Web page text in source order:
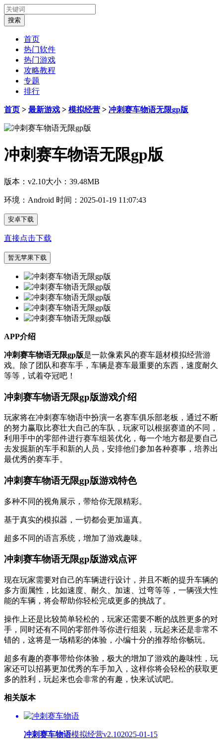
首页
热门软件
热门游戏
攻略教程
专题
排行
首页 > 最新游戏 > 模拟经营 > 冲刺赛车物语无限gp版
冲刺赛车物语无限gp版
版本：v2.10大小：39.48MB
环境：Android 时间：2025-01-19 11:07:43
安卓下载
直接点击下载
暂无苹果下载
APP介绍
冲刺赛车物语无限gp版是一款像素风的赛车题材模拟经营游
戏。除了团队和赛车手，车辆是赛车最重要的东西，速度耐久
等等，试着夺冠吧！
冲刺赛车物语无限gp版游戏介绍
玩家将在冲刺赛车物语中扮演一名赛车俱乐部老板，通过不断
的努力赢取比赛壮大自己的车队，玩家可以根据赛道的不同，
利用手中的零部件进行赛车组装优化，每一个地方都是要自己
去发掘新的车手和新的人员，安排他们参加各种赛事，培养出
最优秀的赛车手。
冲刺赛车物语无限gp版游戏特色
多种不同的视角展示，带给你无限精彩。
基于真实的模拟器，一切都会更加逼真。
超多不同的语言系统，增加了游戏趣味。
冲刺赛车物语无限gp版游戏点评
现在玩家需要对自己的车辆进行设计，并且不断的提升车辆的
多方面属性，比如速度、耐久、加速、过弯等等，一辆强大性
能的车辆，将会帮助你轻松完成更多的挑战了。
操作上还是比较简单轻松的，玩家还需要不断的战胜更多的对
手，同时还有不同的零部件等你进行组装，玩起来还是非常不
错的，这将是一场精彩的体验，小编十分的推荐给你畅玩。
超多有趣的赛事带给你体验，极大的增加了游戏的趣味性，玩
家还可以招募更加优秀的车手加入，这样你将会轻松的获取更
多的胜利，玩起来也会非常的有趣，快来试试吧。
相关版本
冲刺赛车物语模拟经营v2.102025-01-15